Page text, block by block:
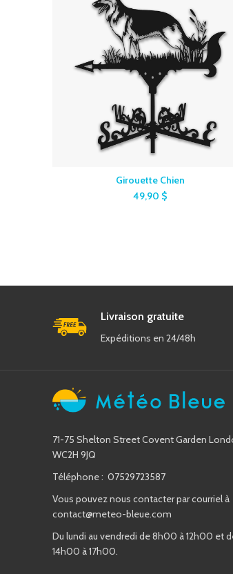
Girouette Chien
49,90 $
Livraison gratuite
Expéditions en 24/48h
71-75 Shelton Street Covent Garden
WC2H 9JQ
Téléphone : 07529723587
Vous pouvez nous contacter par courriel à
contact@meteo-bleue.com
Du lundi au vendredi de 8h00 à 12h00 et
14h00 à 17h00.